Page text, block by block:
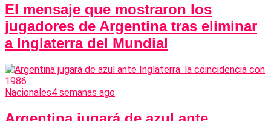
El mensaje que mostraron los
jugadores de Argentina tras eliminar
a Inglaterra del Mundial
Nacionales4 semanas ago